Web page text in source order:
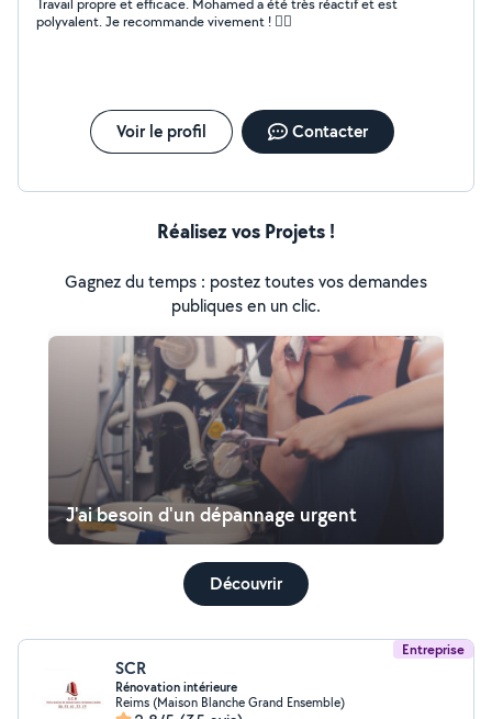
Travail propre et efficace. Mohamed a été très réactif et est
polyvalent. Je recommande vivement ! 👍🏻
Voir le profil Contacter
Réalisez vos Projets !
Gagnez du temps : postez toutes vos demandes
publiques en un clic.
J'ai besoin d'un dépannage urgent
Découvrir
Entreprise
SCR
Rénovation intérieure
Reims (Maison Blanche Grand Ensemble)